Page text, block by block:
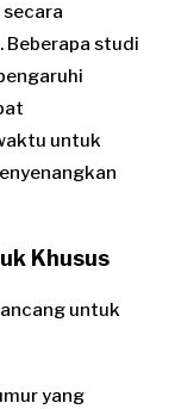
Beberapa studi
untuk
Khusus
untuk
yang